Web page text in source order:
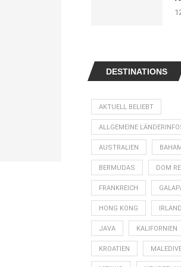
DESTINATIONS
AKTUELL BELIEBT
ALLGEMEINE
AUSTRALIEN
BERMUDAS DOM
FRANKREICH
HONG KONG IRLAND
JAVA KALIFORNIEN
KROATIEN